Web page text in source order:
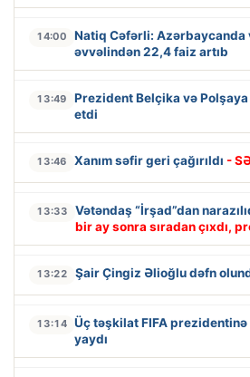
14:00
Natiq Cəfərli: Azərbaycanda
əvvəlindən 22,4 faiz artıb
13:49
Prezident Belçika və
etdi
13:46 Xanım səfir geri çağırıldı -
13:33 Vətəndaş “İrşad”dan
bir ay sonra sıradan çıxdı,
13:22 Şair Çingiz Əlioğlu dəfn
13:14 Üç təşkilat FIFA
yaydı